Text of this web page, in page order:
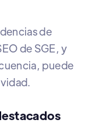
de
de SGE, y
puede